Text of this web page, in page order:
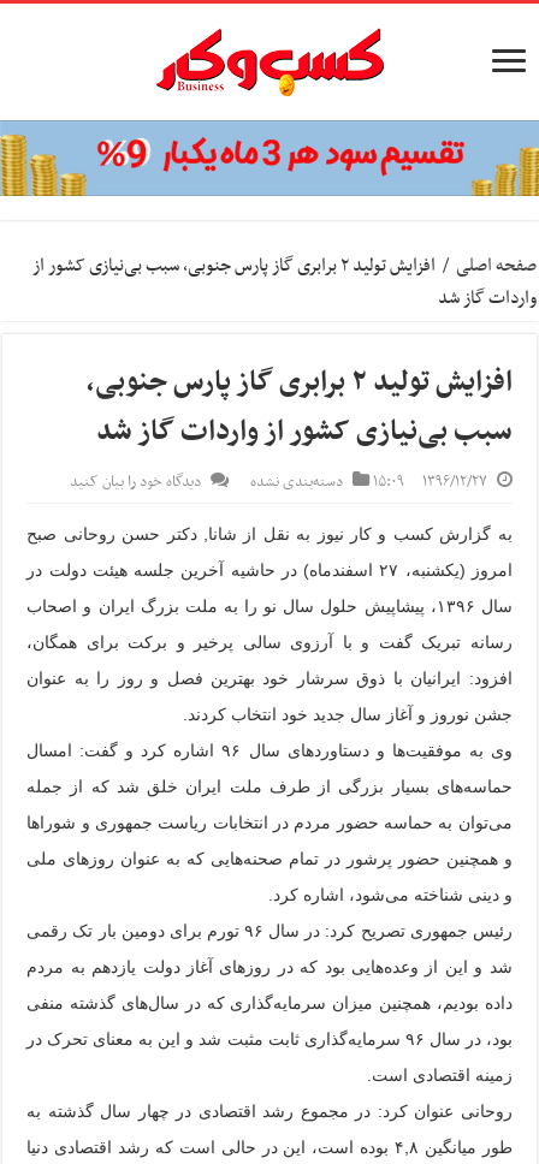
صفحه اصلی /
افزایش تولید ۲ برابری گاز پارس جنوبی، سبب بی‌نیازی کشور از
واردات گاز شد
افزایش تولید ۲ برابری گاز پارس جنوبی،
سبب بی‌نیازی کشور از واردات گاز شد
۱۳۹۶/۱۲/۲۷ ۱۵:۰۹ دسته‌بندی نشده دیدگاه خود را بیان کنید
به گزارش کسب و کار نیوز به نقل از شانا,
دکتر حسن روحانی صبح
امروز (یکشنبه، ۲۷ اسفندماه) در حاشیه آخرین جلسه هیئت دولت در
سال ۱۳۹۶، پیشاپیش حلول سال نو را به ملت بزرگ ایران و اصحاب
رسانه تبریک گفت و با آرزوی سالی پرخیر و برکت برای همگان،
افزود: ایرانیان با ذوق سرشار خود بهترین فصل و روز را به عنوان
جشن نوروز و آغاز سال جدید خود انتخاب کردند.
وی به موفقیت‌ها و دستاوردهای سال ۹۶ اشاره کرد و گفت: امسال
حماسه‌های بسیار بزرگی از طرف ملت ایران خلق شد که از جمله
می‌توان به حماسه حضور مردم در انتخابات ریاست جمهوری و شوراها
و همچنین حضور پرشور در تمام صحنه‌هایی که به عنوان روزهای ملی
و دینی شناخته می‌شود، اشاره کرد.
رئیس جمهوری تصریح کرد: در سال ۹۶ تورم برای دومین بار تک رقمی
شد و این از وعده‌هایی بود که در روزهای آغاز دولت یازدهم به مردم
داده بودیم، همچنین میزان سرمایه‌گذاری که در سال‌های گذشته منفی
بود، در سال ۹۶ سرمایه‌گذاری ثابت مثبت شد و این به معنای تحرک در
زمینه اقتصادی است.
روحانی عنوان کرد: در مجموع رشد اقتصادی در چهار سال گذشته به
طور میانگین ۴,۸ بوده است، این در حالی است که رشد اقتصادی دنیا